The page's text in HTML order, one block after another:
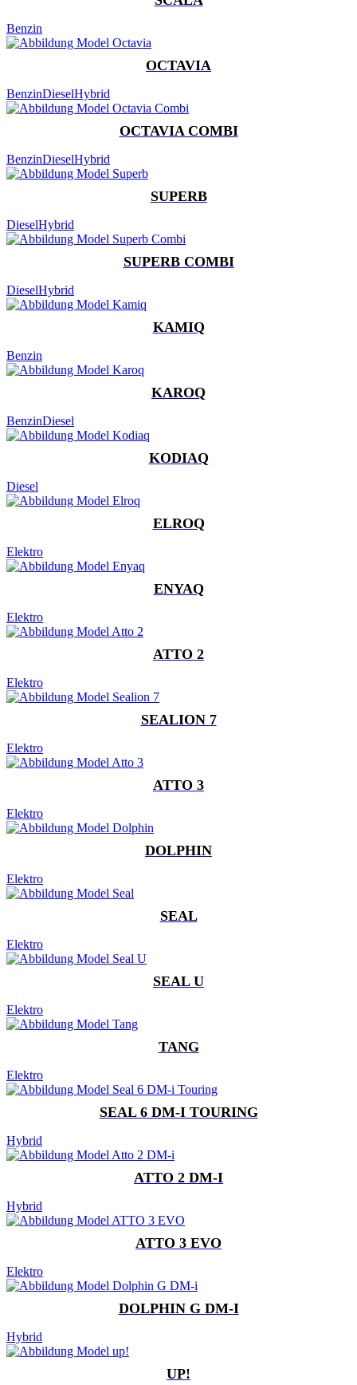
Benzin
OCTAVIA
BenzinDieselHybrid
OCTAVIA COMBI
BenzinDieselHybrid
SUPERB
DieselHybrid
SUPERB COMBI
DieselHybrid
KAMIQ
Benzin
KAROQ
BenzinDiesel
KODIAQ
Diesel
ELROQ
Elektro
ENYAQ
Elektro
ATTO 2
Elektro
SEALION 7
Elektro
ATTO 3
Elektro
DOLPHIN
Elektro
SEAL
Elektro
SEAL U
Elektro
TANG
Elektro
SEAL 6 DM-I TOURING
Hybrid
ATTO 2 DM-I
Hybrid
ATTO 3 EVO
Elektro
DOLPHIN G DM-I
Hybrid
UP!